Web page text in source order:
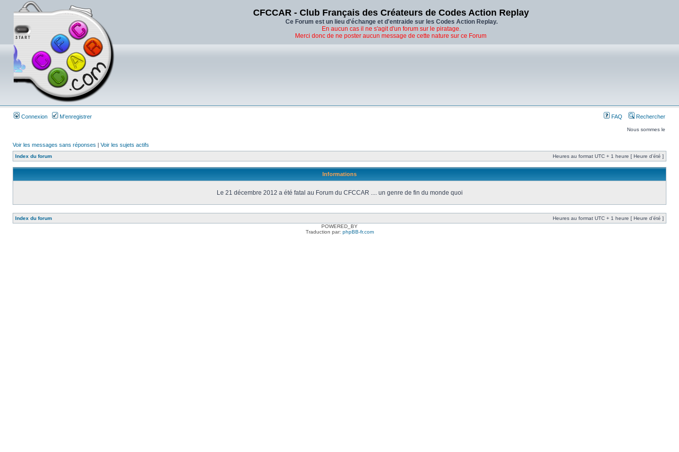
CFCCAR - Club Français des Créateurs de Codes Action Replay
Ce Forum est un lieu d'échange et d'entraide sur les Codes Action Replay.
En aucun cas il ne s'agit d'un forum sur le piratage.
Merci donc de ne poster aucun message de cette nature sur ce Forum
Connexion M’enregistrer FAQ Rechercher
Nous sommes le
Voir les messages sans réponses | Voir les sujets actifs
Index du forum Heures au format UTC + 1 heure [ Heure d’été ]
Informations
Le 21 décembre 2012 a été fatal au Forum du CFCCAR .... un genre de fin du monde quoi
Index du forum
Heures au format UTC + 1 heure [ Heure d’été ]
POWERED_BY
Traduction par: phpBB-fr.com